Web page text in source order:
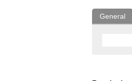
General